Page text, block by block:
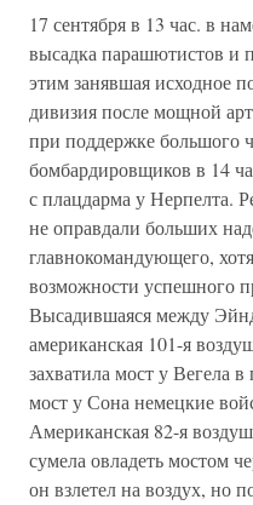
17 сентября в 13 час. в
высадка парашютистов и
этим занявшая исходное
дивизия после мощной
при поддержке большого
бомбардировщиков в 14
с плацдарма у Нерпелта.
не оправдали больших
главнокомандующего,
возможности успешного
Высадившаяся между
американская 101-я
захватила мост у Вегела
мост у Сона немецкие
Американская 82-я
сумела овладеть мостом
он взлетел на воздух, но